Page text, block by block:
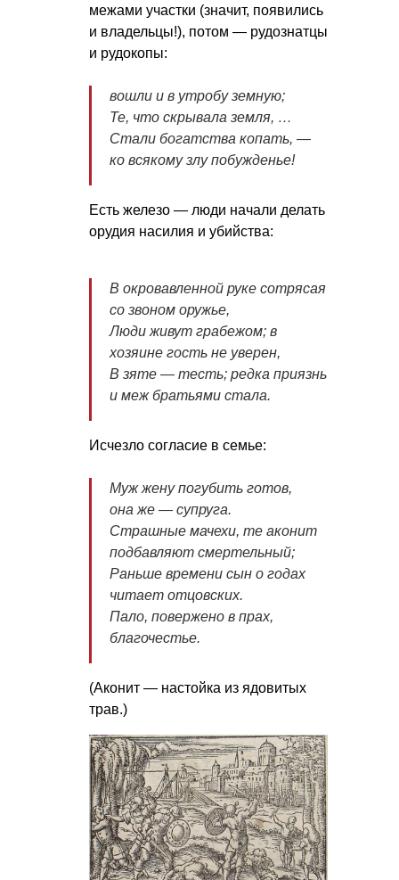
межами участки (значит, появились
и владельцы!), потом — рудознатцы
и рудокопы:
вошли и в утробу земную;
Те, что скрывала земля, …
Стали богатства копать, —
ко всякому злу побужденье!
Есть железо — люди начали делать
орудия насилия и убийства:
В окровавленной руке сотрясая
со звоном оружье,
Люди живут грабежом; в
хозяине гость не уверен,
В зяте — тесть; редка приязнь
и меж братьями стала.
Исчезло согласие в семье:
Муж жену погубить готов,
она же — супруга.
Страшные мачехи, те аконит
подбавляют смертельный;
Раньше времени сын о годах
читает отцовских.
Пало, повержено в прах,
благочестье.
(Аконит — настойка из ядовитых
трав.)